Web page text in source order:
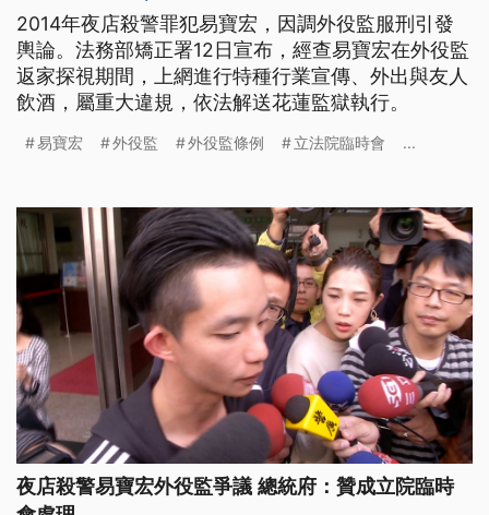
2014年夜店殺警罪犯易寶宏，因調外役監服刑引發
輿論。法務部矯正署12日宣布，經查易寶宏在外役監
返家探視期間，上網進行特種行業宣傳、外出與友人
飲酒，屬重大違規，依法解送花蓮監獄執行。
易寶宏 外役監 外役監條例 立法院臨時會 ...
夜店殺警易寶宏外役監爭議 總統府：贊成立院臨時